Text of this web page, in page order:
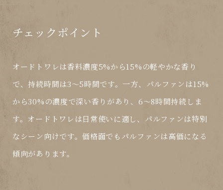
チェックポイント
オードトワレは香料濃度5%から15%の軽やかな香り
で、持続時間は3〜5時間です。一方、パルファンは15%
から30%の濃度で深い香りがあり、6〜8時間持続しま
す。オードトワレは日常使いに適し、パルファンは特別
なシーン向けです。価格面でもパルファンは高価になる
傾向があります。